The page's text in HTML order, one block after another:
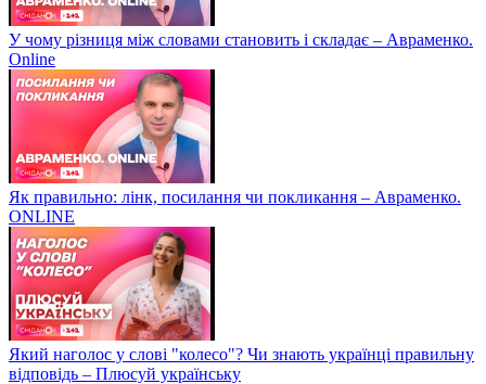
У чому різниця між словами становить і складає – Авраменко.
Online
Як правильно: лінк, посилання чи покликання – Авраменко.
ONLINE
Який наголос у слові "колесо"? Чи знають українці правильну
відповідь – Плюсуй українську